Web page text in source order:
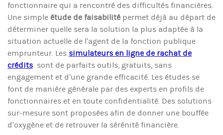
fonctionnaire qui a rencontré des difficultés financières.
Une simple étude de faisabilité permet déjà au départ de
déterminer quelle sera la solution la plus adaptée à la
situation actuelle de l’agent de la fonction publique
emprunteur. Les simulateurs en ligne de rachat de
crédits sont de parfaits outils, gratuits, sans
engagement et d’une grande efficacité. Les études se
font de manière générale par des experts en profils de
fonctionnaires et en toute confidentialité. Des solutions
sur-mesure sont proposées afin de donner une bouffée
d’oxygène et de retrouver la sérénité financière.